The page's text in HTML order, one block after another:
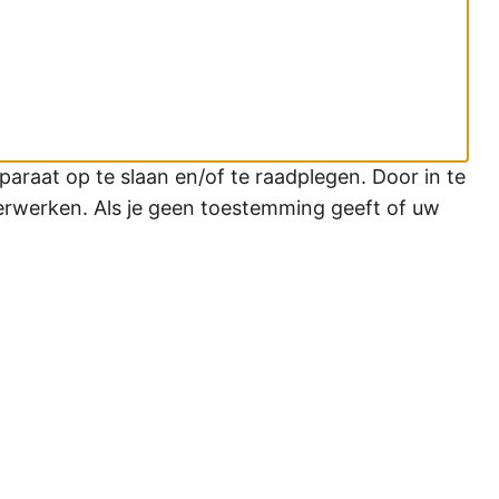
op te slaan en/of te raadplegen. Door in te
Als je geen toestemming geeft of uw